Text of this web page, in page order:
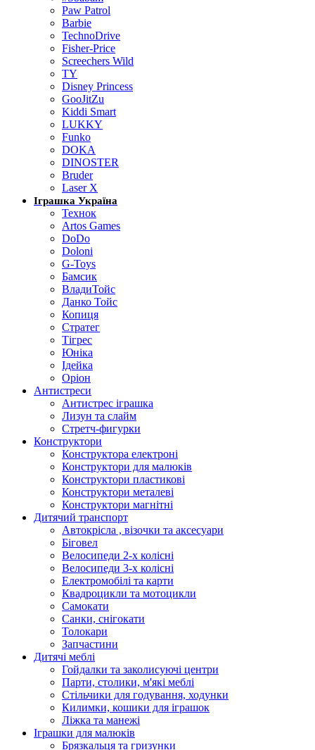
Paw Patrol
Barbie
TechnoDrive
Fisher-Price
Screechers Wild
TY
Disney Princess
GooJitZu
Kiddi Smart
LUKKY
Funko
DOKA
DINOSTER
Bruder
Laser X
Іграшка Україна
Технок
Artos Games
DoDo
Doloni
G-Toys
Бамсик
ВладиТойс
Данко Тойс
Копиця
Стратег
Тігрес
Юніка
Ідейка
Оріон
Антистреси
Антистрес іграшка
Лизун та слайм
Стретч-фигурки
Конструктори
Конструктора електроні
Конструктори для малюків
Конструктори пластикові
Конструктори металеві
Конструктори магнітні
Дитячий транспорт
Автокрісла , візочки та аксесуари
Біговел
Велосипеди 2-х колісні
Велосипеди 3-х колісні
Електромобілі та карти
Квадроцикли та мотоцикли
Самокати
Санки, снігокати
Толокари
Запчастини
Дитячі меблі
Гойдалки та заколисуючі центри
Парти, столики, м'які меблі
Стільчики для годування, ходунки
Килимки, кошики для іграшок
Ліжка та манежі
Іграшки для малюків
Брязкальця та гризунки